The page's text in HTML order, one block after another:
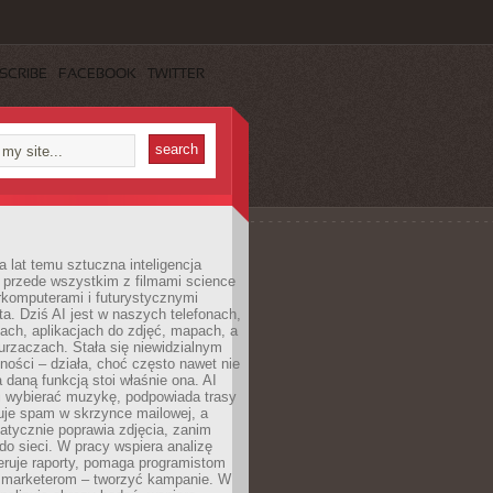
FACEBOOK TWITTER
lat temu sztuczna inteligencja
przede wszystkim z filmami science
i futurystycznymi
Dziś AI jest w naszych telefonach,
aplikacjach do zdjęć, mapach, a
Stała się niewidzialnym
– działa, choć często nawet nie
funkcją stoi właśnie ona. AI
wybierać muzykę, podpowiada trasy
spam w skrzynce mailowej, a
poprawia zdjęcia, zanim
sieci. W pracy wspiera analizę
raporty, pomaga programistom
– tworzyć kampanie. W